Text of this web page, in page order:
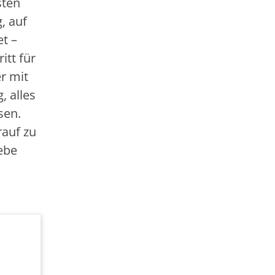
auf
–
für
mit
alles
zu